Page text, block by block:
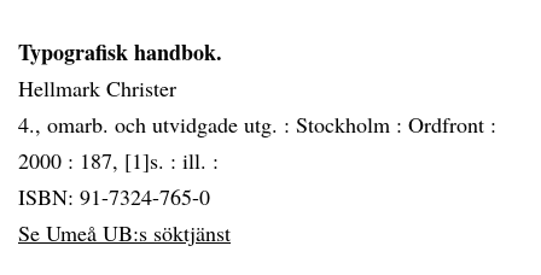
Typografisk handbok.
Hellmark Christer
4., omarb. och utvidgade utg. : Stockholm : Ordfront :
2000 : 187, [1]s. : ill. :
ISBN: 91-7324-765-0
Se Umeå UB:s söktjänst